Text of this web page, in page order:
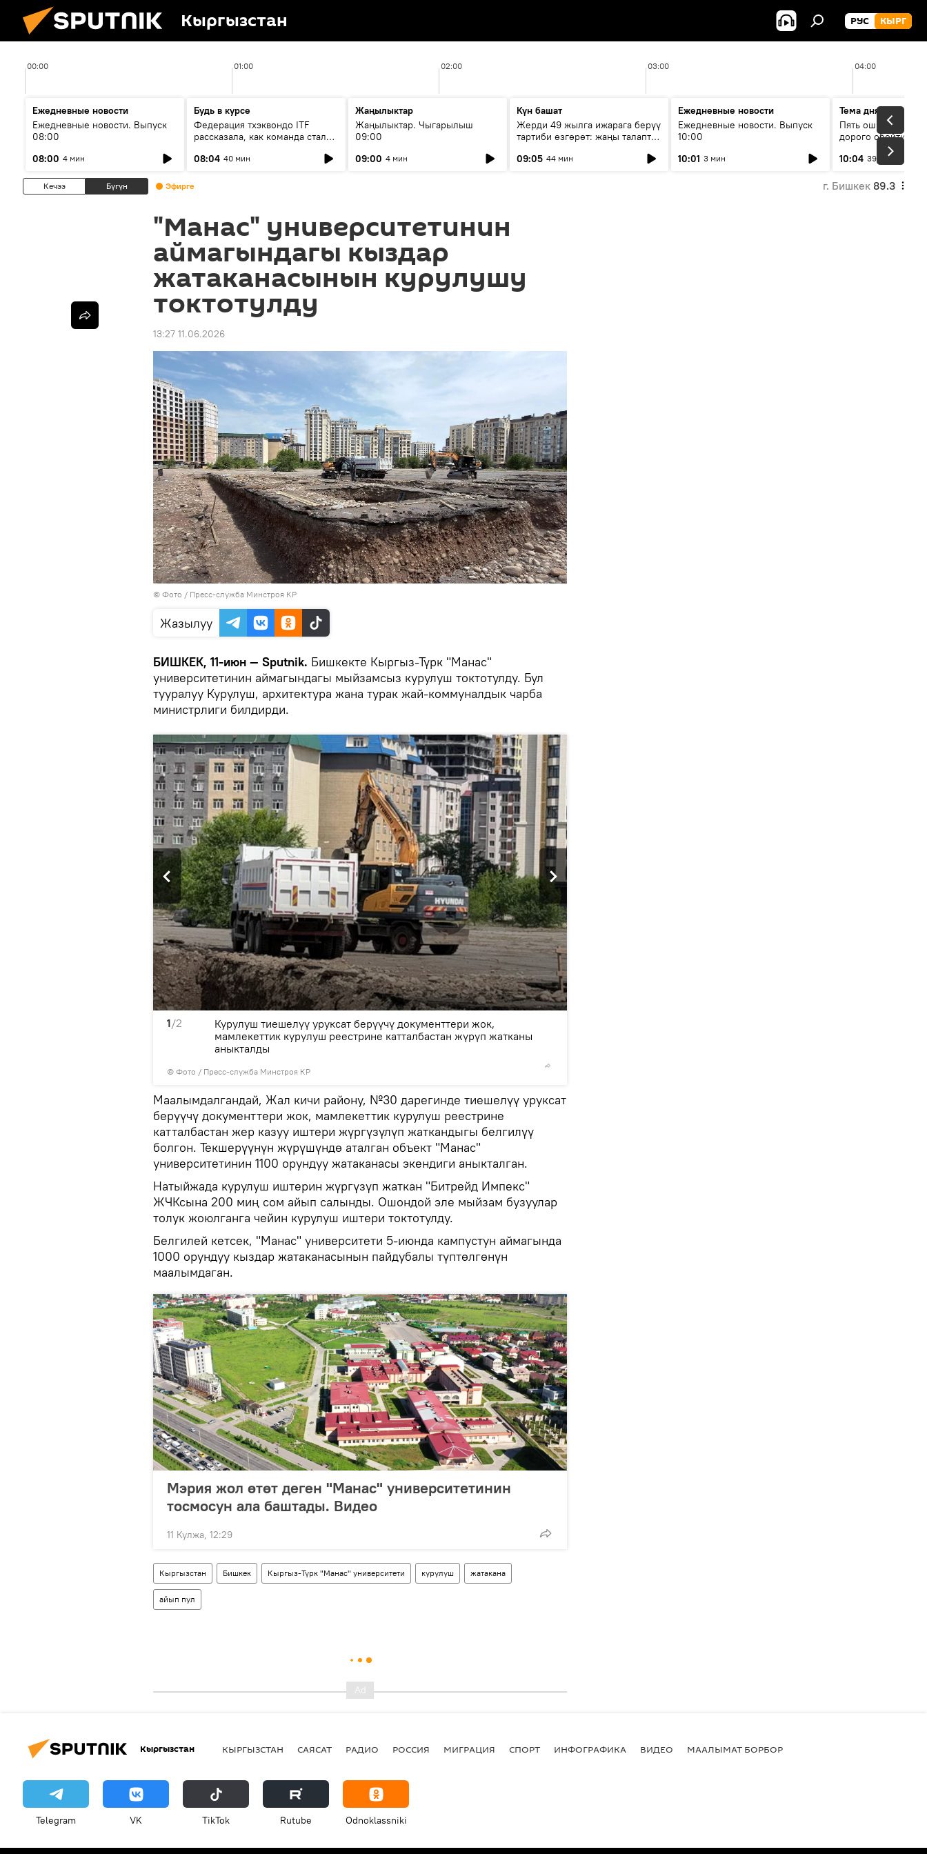
Кыргызстан РУС КЫРГ
00:00 01:00 02:00 03:00 04:00
Ежедневные новости
Ежедневные новости. Выпуск
08:00
08:00 4 мин
Будь в курсе
Федерация тхэквондо ITF
рассказала, как команда стала
08:04 40 мин
Жаңылыктар
Жаңылыктар. Чыгарылыш
09:00
09:00 4 мин
Күн башат
Жерди 49 жылга ижарага берүү
тартиби өзгөрөт: жаңы талаптар
09:05 44 мин
Ежедневные новости
Ежедневные новости. Выпуск
10:00
10:01 3 мин
Тема дня
Пять ошибок
дорого обойтись
10:04 39 мин
Кечээ Бүгүн Эфирге г. Бишкек 89.3
"Манас" университетинин
аймагындагы кыздар
жатаканасынын курулушу
токтотулду
13:27 11.06.2026
© Фото / Пресс-служба Минстроя КР
Жазылуу
БИШКЕК, 11-июн — Sputnik. Бишкекте Кыргыз-Түрк "Манас"
университетинин аймагындагы мыйзамсыз курулуш токтотулду. Бул
тууралуу Курулуш, архитектура жана турак жай-коммуналдык чарба
министрлиги билдирди.
1/2
© Фото / Пресс-служба Минстроя КР
Курулуш тиешелүү уруксат берүүчү документтери жок,
мамлекеттик курулуш реестрине катталбастан жүрүп жатканы
аныкталды
Маалымдалгандай, Жал кичи району, №30 дарегинде тиешелүү уруксат
берүүчү документтери жок, мамлекеттик курулуш реестрине
катталбастан жер казуу иштери жүргүзүлүп жаткандыгы белгилүү
болгон. Текшерүүнүн жүрүшүндө аталган объект "Манас"
университетинин 1100 орундуу жатаканасы экендиги аныкталган.
Натыйжада курулуш иштерин жүргүзүп жаткан "Битрейд Импекс"
ЖЧКсына 200 миң сом айып салынды. Ошондой эле мыйзам бузуулар
толук жоюлганга чейин курулуш иштери токтотулду.
Белгилей кетсек, "Манас" университети 5-июнда кампустун аймагында
1000 орундуу кыздар жатаканасынын пайдубалы түптөлгөнүн
маалымдаган.
Мэрия жол өтөт деген "Манас" университетинин
тосмосун ала баштады. Видео
11 Кулжа, 12:29
Кыргызстан Бишкек Кыргыз-Түрк "Манас" университети курулуш жатакана
айып пул
Кыргызстан КЫРГЫЗСТАН САЯСАТ РАДИО РОССИЯ МИГРАЦИЯ СПОРТ ИНФОГРАФИКА ВИДЕО МААЛЫМАТ БОРБОР
Telegram VK ТikТоk Rutube Odnoklassniki